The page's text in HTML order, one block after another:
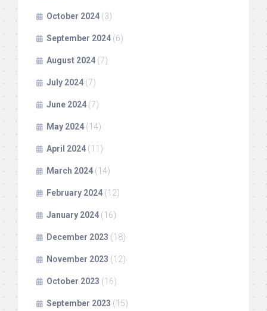
October 2024 (3)
September 2024 (6)
August 2024 (7)
July 2024 (7)
June 2024 (7)
May 2024 (14)
April 2024 (11)
March 2024 (14)
February 2024 (12)
January 2024 (16)
December 2023 (18)
November 2023 (12)
October 2023 (16)
September 2023 (15)